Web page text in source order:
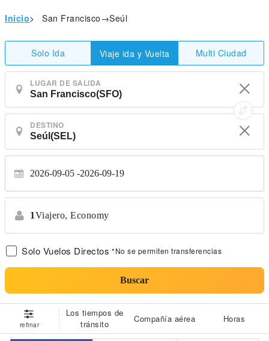
Inicio> San Francisco→Seúl
Solo Ida Viaje ida y Vuelta Multi Ciudad
LUGAR DE SALIDA
DESTINO
2026-09-05 2026-09-19
1Viajero, Economy
Solo Vuelos Directos *No se permiten transferencias
Buscar
refinar
Los tiempos de
tránsito
Compañía aérea Horas